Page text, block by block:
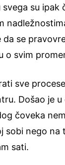
su
se
o svim
sve
Došao je
čoveka
sobi nego na
sati.